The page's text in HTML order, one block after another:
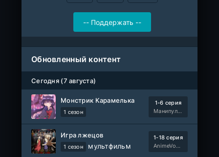
Обновленный контент
Сегодня (7 августа)
Монстрик Карамелька
1 сезон
1-6 серия
Манипулятор, SubVost, AnimeVost, FumoDub
Игра лжецов
1 сезон мультфильм
1-18 серия
AnimeVost, Субтитры, SHIZA Project, Dream Cast, Reanimedia, AniBaza